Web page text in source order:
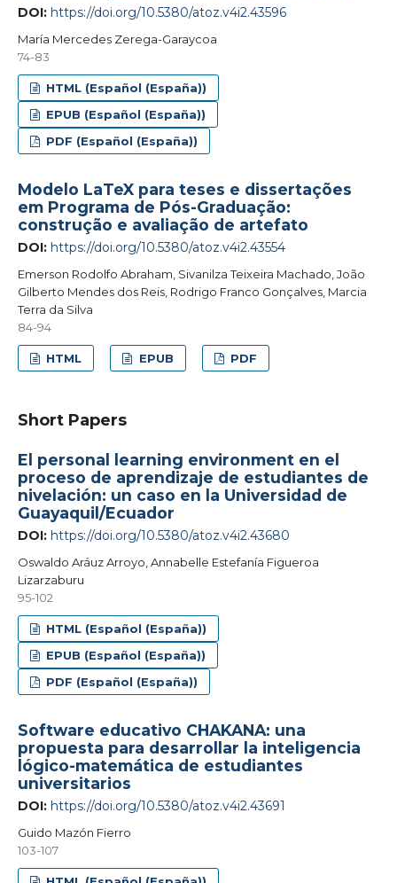
DOI: https://doi.org/10.5380/atoz.v4i2.43596
María Mercedes Zerega-Garaycoa
74-83
HTML (Español (España))
EPUB (Español (España))
PDF (Español (España))
Modelo LaTeX para teses e dissertações
em Programa de Pós-Graduação:
construção e avaliação de artefato
DOI: https://doi.org/10.5380/atoz.v4i2.43554
Emerson Rodolfo Abraham, Sivanilza Teixeira Machado, João
Gilberto Mendes dos Reis, Rodrigo Franco Gonçalves, Marcia
Terra da Silva
84-94
HTML EPUB PDF
Short Papers
El personal learning environment en el
proceso de aprendizaje de estudiantes de
nivelación: un caso en la Universidad de
Guayaquil/Ecuador
DOI: https://doi.org/10.5380/atoz.v4i2.43680
Oswaldo Aráuz Arroyo, Annabelle Estefanía Figueroa
Lizarzaburu
95-102
HTML (Español (España))
EPUB (Español (España))
PDF (Español (España))
Software educativo CHAKANA: una
propuesta para desarrollar la inteligencia
lógico-matemática de estudiantes
universitarios
DOI: https://doi.org/10.5380/atoz.v4i2.43691
Guido Mazón Fierro
103-107